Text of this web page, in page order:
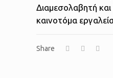
Διαμεσολαβητή και
καινοτόμα
Share